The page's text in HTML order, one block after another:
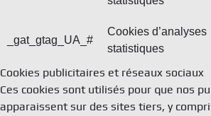
_gat_gtag_UA_#
Cookies d’analyses
statistiques
Cookies publicitaires et réseaux sociaux
Ces cookies sont utilisés pour que nos
apparaissent sur des sites tiers, y